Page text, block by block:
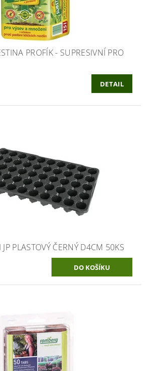
PROFÍK - SUPRESIVNÍ PRO
DETAIL
PLASTOVÝ ČERNÝ D4CM 50KS